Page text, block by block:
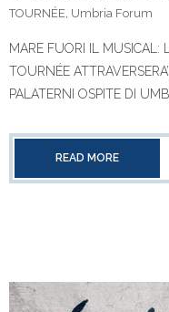
TOURNÉE Umbria Forum
MARE FUORI IL MUSICAL:
TOURNÉE
PALATERNI OSPITE DI
READ MORE